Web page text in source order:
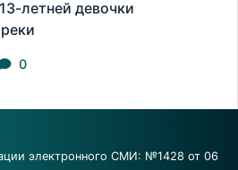
летней девочки
0
электронного СМИ: №1428 от 06